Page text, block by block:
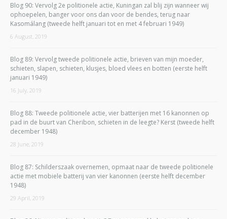
Blog 90: Vervolg 2e politionele actie, Kuningan zal blij zijn wanneer wij
ophoepelen, banger voor ons dan voor de bendes, terug naar
Kasomálang (tweede helft januari tot en met 4 februari 1949)
6 August, 2019
Blog 89: Vervolg tweede politionele actie, brieven van mijn moeder,
schieten, slapen, schieten, klusjes, bloed vlees en botten (eerste helft
januari 1949)
16 July, 2019
Blog 88: Tweede politionele actie, vier batterijen met 16 kanonnen op
pad in de buurt van Cheribon, schieten in de leegte? Kerst (tweede helft
december 1948)
28 June, 2019
Blog 87: Schilderszaak overnemen, opmaat naar de tweede politionele
actie met mobiele batterij van vier kanonnen (eerste helft december
1948)
29 April, 2019